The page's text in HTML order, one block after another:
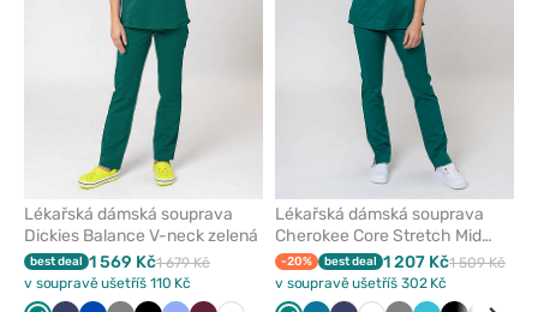
Lékařská dámská souprava
Dickies Balance V-neck zelená
best deal 1 569 Kč1 679 Kč
v soupravě ušetříš 110 Kč
Lékařská dámská souprava
Cherokee Core Stretch Mid
Rise zelená
-20% best deal 1 207 Kč1 509 Kč
v soupravě ušetříš 302 Kč